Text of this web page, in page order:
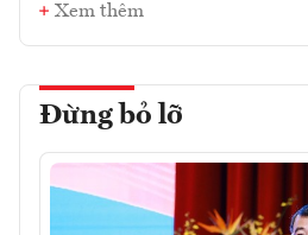
Xem thêm
Đừng bỏ lỡ